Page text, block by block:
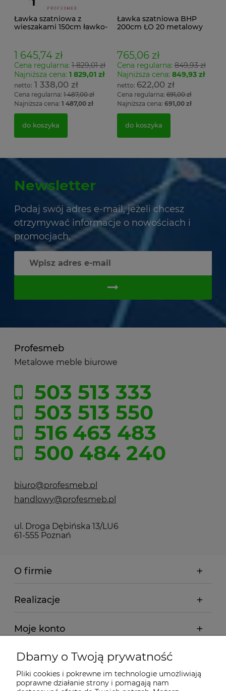
Ławka szatniowa z
wieszakami 150cm ławko-
1 645,74 zł
Cena regularna: 1 829,01 zł
Najniższa cena: 1 829,01 zł
1 338,00 zł
Cena regularna: 1 487,00 zł
Najniższa cena: 1 487,00 zł
do koszyka
Ławka szatniowa BHP
200cm ŁO 20 metalowy
765,06 zł
Cena regularna:849,93 zł
Najniższa cena: 849,93 zł
622,00 zł
Cena regularna:691,00 zł
Najniższa cena: 691,00 zł
do koszyka
Newsletter
Podaj swój adres e-mail, jeżeli chcesz
otrzymywać informacje o nowościach i
promocjach.
Profesmeb
Metalowe meble biurowe
503 513 333
503 513 550
516 463 483
500 484 240
biuro@profesmeb.pl
handlowy@profesmeb.pl
ul. Droga Dębińska 13/LU6
61-555 Poznań
O firmie
Realizacje
Moje konto
Regulamin
Dostawa - realizacja
Dbamy o Twoją prywatność
Pliki cookies i pokrewne im technologie umożliwiają
poprawne działanie strony i pomagają nam